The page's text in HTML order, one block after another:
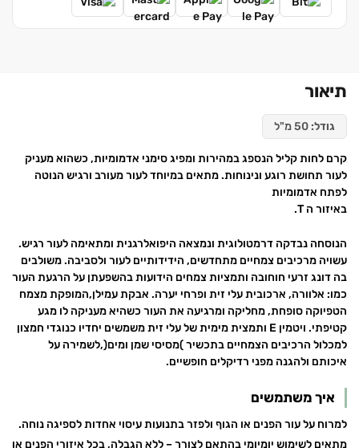
תיאור
גודל:
קרם לחות קליל הנספג במהירות ומפיג סימני אדמומיות, כשהוא מעניק
לעור תחושת רוגע ונינוחות. מתאים במיוחד לעור מעורב ורגיש הנוטה
לפתח אדמומיות
באיזור ה T.
הנוסחה נבדקה דרמטולוגית ונמצאה היפואלרגנית ומתאימה לעור רגיש.
עשויה מרכיבים צמחיים מתחדשים, הידידותיים לעור ולסביבה. משולבים
בה דונג זרעי חוחובה ותמציות צמחים הידועות בהשפעתן על הרגעת העור
כמו: אלוורה, ארכובית עלי זית ופרחי יערה. אבקת עמילן,המופקת מצמח
הטפיוקה סופחת, מחליקה ומרגיעה את העור כשהיא מעניקה לו מגע
קטיפתי. ויטמין E ותמצית מימית של עלי זית משמשים יחדיו כנוגדי חמצון
למכלול הרכיבים הצמחיים בתכשיר )מסיסי שמן ומים(,לשמירה על
איכותם ולהגנה מפני רדיקלים חופשיים.
איך משתמשים
למרוח על עור הפנים או הגוף ולפזר בתנועות עיסוי אחדות לספיגה נוחה.
מתאים לשימוש יומיומי בהתאם לצורך – ללא הגבלה, בכל איזורי הפנים או